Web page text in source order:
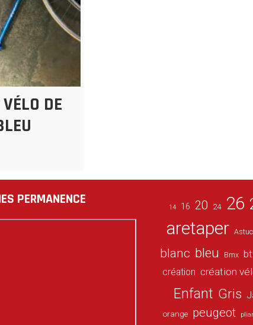
DE
PERMANENCE 14 16 20 24 26
aretaper
blanc bleu Bmx
création création
Enfant Gris
orange peugeot